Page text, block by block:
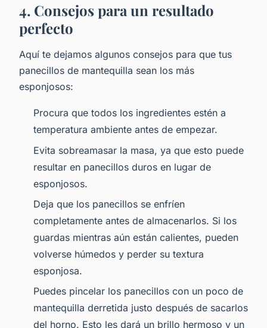
4. Consejos para un resultado
perfecto
Aquí te dejamos algunos consejos para que tus
panecillos de mantequilla sean los más
esponjosos:
Procura que todos los ingredientes estén a
temperatura ambiente antes de empezar.
Evita sobreamasar la masa, ya que esto puede
resultar en panecillos duros en lugar de
esponjosos.
Deja que los panecillos se enfríen
completamente antes de almacenarlos. Si los
guardas mientras aún están calientes, pueden
volverse húmedos y perder su textura
esponjosa.
Puedes pincelar los panecillos con un poco de
mantequilla derretida justo después de sacarlos
del horno. Esto les dará un brillo hermoso y un